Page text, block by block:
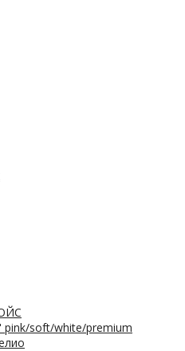
pink/soft/white/premium